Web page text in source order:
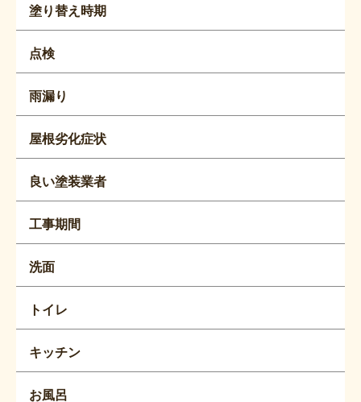
塗り替え時期
点検
雨漏り
屋根劣化症状
良い塗装業者
工事期間
洗面
トイレ
キッチン
お風呂